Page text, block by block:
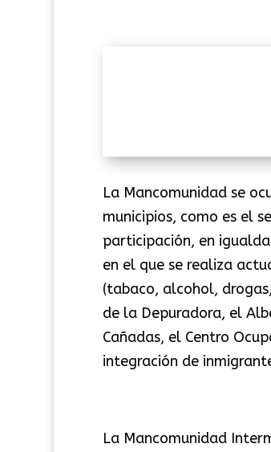
La Mancomunidad se
municipios, como es el
participación, en
en el que se realiza
(tabaco, alcohol,
de la Depuradora, el
Cañadas, el Centro
integración de
La Mancomunidad